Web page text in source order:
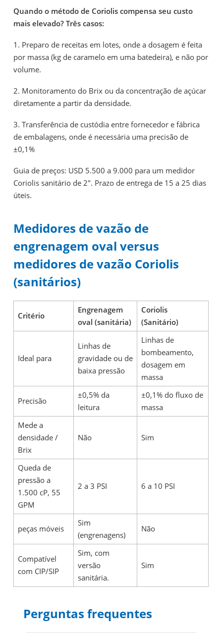
Quando o método de Coriolis compensa seu custo
mais elevado? Três casos:
1. Preparo de receitas em lotes, onde a dosagem é feita
por massa (kg de caramelo em uma batedeira), e não por
volume.
2. Monitoramento do Brix ou da concentração de açúcar
diretamente a partir da densidade.
3. Transferência de custódia entre fornecedor e fábrica
de embalagens, onde é necessária uma precisão de
±0,1%
Guia de preços: USD 5.500 a 9.000 para um medidor
Coriolis sanitário de 2". Prazo de entrega de 15 a 25 dias
úteis.
Medidores de vazão de
engrenagem oval versus
medidores de vazão Coriolis
(sanitários)
Critério
Engrenagem
oval (sanitária)
Coriolis
(Sanitário)
Ideal para
Linhas de
gravidade ou de
baixa pressão
Linhas de
bombeamento,
dosagem em
massa
Precisão
±0,5% da
leitura
±0,1% do fluxo de
massa
Mede a
densidade /
Brix
Não Sim
Queda de
pressão a
1.500 cP, 55
GPM
2 a 3 PSI 6 a 10 PSI
peças móveis
Sim
(engrenagens)
Não
Compatível
com CIP/SIP
Sim, com
versão
sanitária.
Sim
Perguntas frequentes